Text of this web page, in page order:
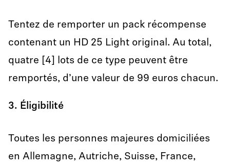
Tentez de remporter un pack récompense
contenant un HD 25 Light original. Au total,
quatre [4] lots de ce type peuvent être
remportés, d’une valeur de 99 euros chacun.
3. Éligibilité
Toutes les personnes majeures domiciliées
en Allemagne, Autriche, Suisse, France,